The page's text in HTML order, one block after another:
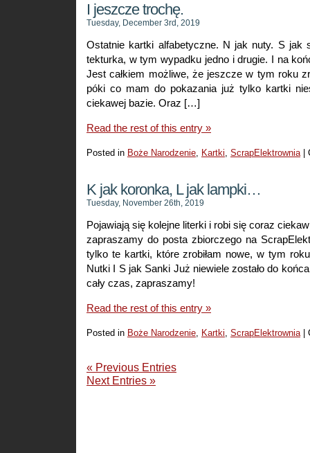
ATC
I jeszcze trochę.
Tuesday, December 3rd, 2019
Ostatnie kartki alfabetyczne. N jak nuty. S jak
tekturka, w tym wypadku jedno i drugie. I na
Jest całkiem możliwe, że jeszcze w tym roku
póki co mam do pokazania już tylko kartki
ciekawej bazie. Oraz […]
Read the rest of this entry »
Posted in Boże Narodzenie, Kartki, ScrapElektrownia|
K jak koronka, L jak lampki…
Tuesday, November 26th, 2019
Pojawiają się kolejne literki i robi się coraz
zapraszamy do posta zbiorczego na
tylko te kartki, które zrobiłam nowe, w tym
Nutki I S jak Sanki Już niewiele zostało do
cały czas, zapraszamy!
Read the rest of this entry »
Posted in Boże Narodzenie, Kartki, ScrapElektrownia|
« Previous Entries
Next Entries »